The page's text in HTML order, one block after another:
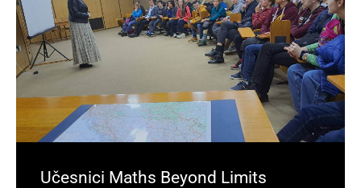
Učesnici Maths Beyond Limits